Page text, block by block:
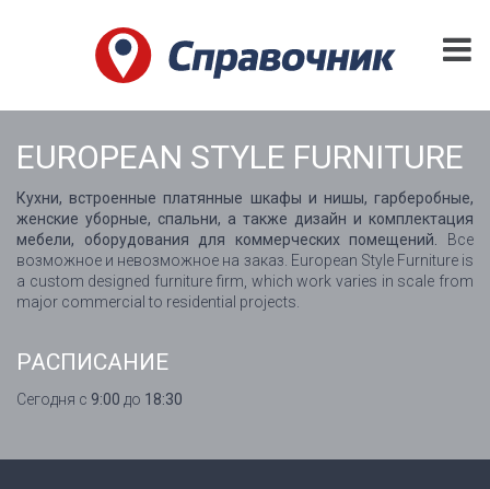
EUROPEAN STYLE FURNITURE
Кухни, встроенные платянные шкафы и нишы, гарберобные,
женские уборные, спальни, а также дизайн и комплектация
мебели, оборудования для коммерческих помещений.
Все
возможное и невозможное на заказ. European Style Furniture is
a custom designed furniture firm, which work varies in scale from
major commercial to residential projects.
РАСПИСАНИЕ
Сегодня с 9:00 до 18:30